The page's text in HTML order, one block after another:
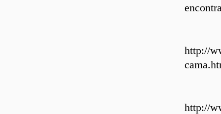
http://
http://